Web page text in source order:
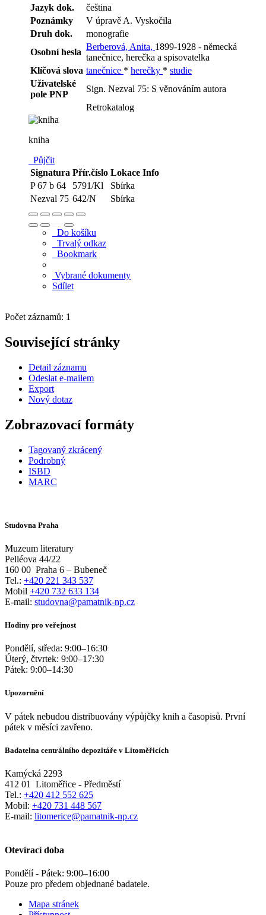
Jazyk dok.
čeština
Poznámky
V úpravě A. Vyskočila
Druh dok.
monografie
Osobní hesla
Berberová, Anita, 1899-1928 - německá
tanečnice, herečka a spisovatelka
Klíčová slova tanečnice * herečky * studie
Uživatelské
pole PNP
Sign. Nezval 75: S věnováním autora
Retrokatalog
kniha
Půjčit
Signatura Přír.číslo Lokace Info
P 67 b 64
5791/Kl
Sbírka
Nezval 75 642/N Sbírka
Do košíku
Trvalý odkaz
Bookmark
Vybrané dokumenty
Sdílet
Počet záznamů: 1
Související stránky
Detail záznamu
Odeslat e-mailem
Export
Nový dotaz
Zobrazovací formáty
Tagovaný zkrácený
Podrobný
ISBD
MARC
Studovna Praha
Muzeum literatury
Pelléova 44/22
160 00 Praha 6 – Bubeneč
Tel.: +420 221 343 537
Mobil +420 732 633 134
E-mail: studovna@pamatnik-np.cz
Hodiny pro veřejnost
Pondělí, středa: 9:00–16:30
Úterý, čtvrtek: 9:00–17:30
Pátek: 9:00–14:30
Upozornění
V pátek nebudou distribuovány výpůjčky knih a časopisů. První
pátek v měsíci zavřeno.
Badatelna centrálního depozitáře v Litoměřicích
Kamýcká 2293
412 01
Litoměřice - Předměstí
Tel.: +420 412 552 625
Mobil: +420 731 448 567
E-mail: litomerice@pamatnik-np.cz
Otevírací doba
Pondělí - Pátek: 9:00–16:00
Pouze pro předem objednané badatele.
Mapa stránek